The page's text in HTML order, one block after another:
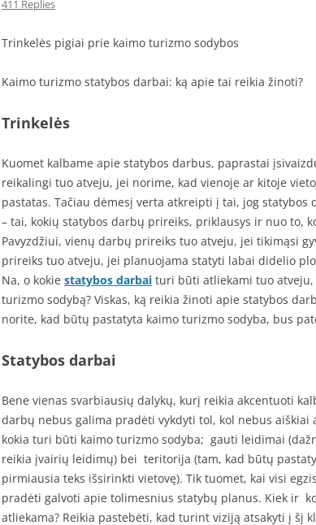
SEO STRAIPSNIU TALPINIMAS
411 Replies
Trinkelės pigiai prie kaimo turizmo sodybos
Kaimo turizmo statybos darbai: ką apie tai reikia žinoti?
Trinkelės
Kuomet kalbame apie statybos darbus, paprastai
reikalingi tuo atveju, jei norime, kad vienoje ar kitoje
pastatas. Tačiau dėmesį verta atkreipti į tai, jog statybos
– tai, kokių statybos darbų prireiks, priklausys ir nuo to,
Pavyzdžiui, vienų darbų prireiks tuo atveju, jei tikimąsi
prireiks tuo atveju, jei planuojama statyti labai didelio
Na, o kokie statybos darbai turi būti atliekami tuo
turizmo sodybą? Viskas, ką reikia žinoti apie statybos
norite, kad būtų pastatyta kaimo turizmo sodyba, bus
Statybos darbai
Bene vienas svarbiausių dalykų, kurį reikia akcentuoti
darbų nebus galima pradėti vykdyti tol, kol nebus aiškiai
kokia turi būti kaimo turizmo sodyba; gauti leidimai
reikia įvairių leidimų) bei teritorija (tam, kad būtų
pirmiausia teks išsirinkti vietovę). Tik tuomet, kai visi
pradėti galvoti apie tolimesnius statybų planus. Kiek ir
atliekama? Reikia pastebėti, kad turint viziją atsakyti į šį